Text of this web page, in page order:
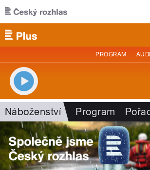
Přejít k hlavnímu obsahu
PROGRAM
Náboženství Program